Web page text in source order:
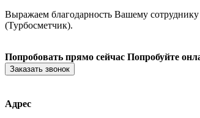
Выражаем благодарность Вашему
(Турбосметчик).
Попробовать прямо сейчас Попробуйте
Заказать звонок
Адрес